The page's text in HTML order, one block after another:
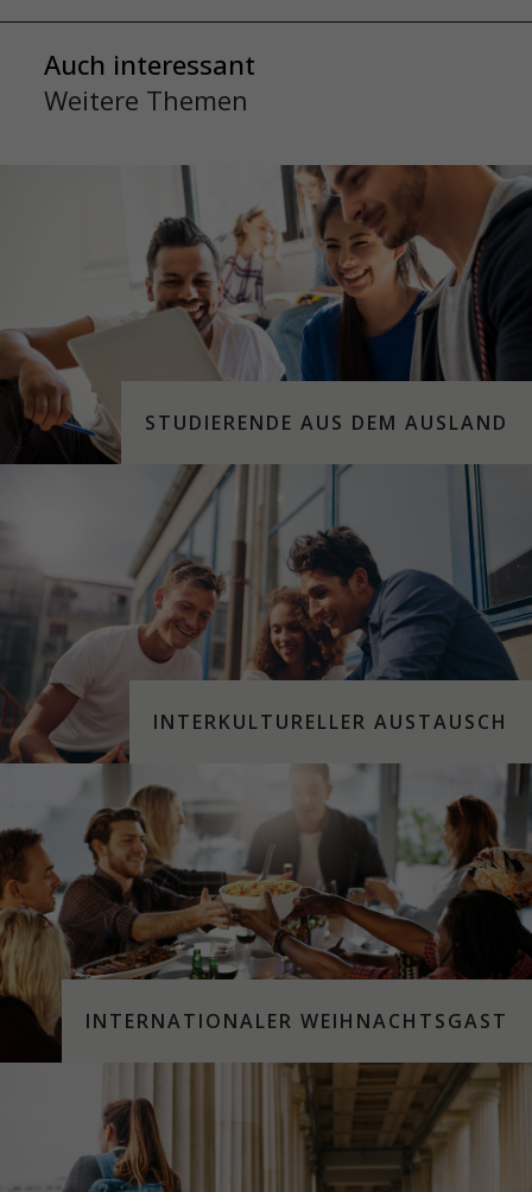
Auch interessant
Weitere Themen
STUDIERENDE AUS DEM AUSLAND
INTERKULTURELLER AUSTAUSCH
INTERNATIONALER WEIHNACHTSGAST